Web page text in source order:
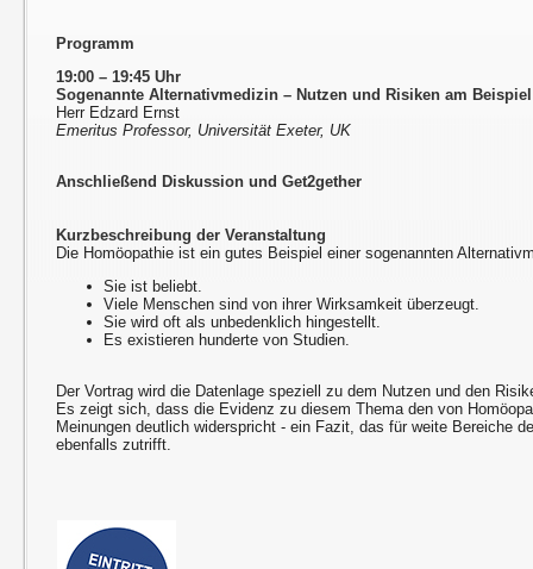
Programm
19:00 – 19:45 Uhr
Sogenannte Alternativmedizin – Nutzen und Risiken am
Herr Edzard Ernst
Emeritus Professor, Universität Exeter, UK
Anschließend Diskussion und Get2gether
Kurzbeschreibung der Veranstaltung
Die Homöopathie ist ein gutes Beispiel einer sogenannten
Sie ist beliebt.
Viele Menschen sind von ihrer Wirksamkeit überzeugt.
Sie wird oft als unbedenklich hingestellt.
Es existieren hunderte von Studien.
Der Vortrag wird die Datenlage speziell zu dem Nutzen und den
Es zeigt sich, dass die Evidenz zu diesem Thema den von
Meinungen deutlich widerspricht - ein Fazit, das für weite Bereiche
ebenfalls zutrifft.